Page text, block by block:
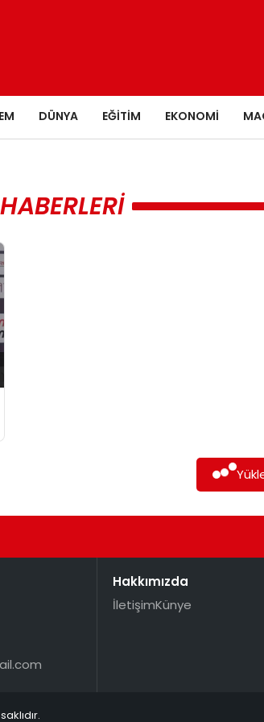
DÜNYA EĞITIM EKONOMI
Hakkımızda
İletişimKünye